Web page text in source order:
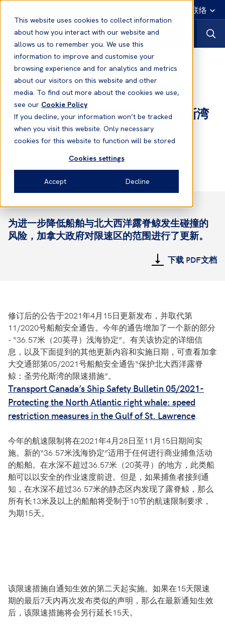
This website uses cookies to collect information
about how you interact with our website and
allows us to remember you. We use this
information to improve and customise your
browsing experience and for analytics and metrics
about our visitors on this website and other
media. To find out more about the cookies we use,
see our Cookie Policy
If you decline, your information won’t be tracked
when you visit this website. Only necessary
cookies for this website to function will be stored
Cookies settings
Accept Decline
紧急联络
News
News07 Jul, 2021
加拿大 - 北大西洋露脊鲸 - 圣劳伦斯湾
（2021年更新）
Emma Forbes-Gearey
Loss Prevention Officer
为进一步降低船舶与北大西洋露脊鲸发生碰撞的
风险，加拿大政府对限速区的范围进行了更新。
下载 PDF文档
修订后的公告于2021年4月15日更新发布，并取代第
11/2020号船舶安全通告。今年的通告增加了一个新的部分
- “36.57米（20英寻）浅海协定”。有关该协定的详细信
息，以及下面提到的其他更新内容和实施日期，可查看加拿
大交通部第05/2021号船舶安全通告“保护北大西洋露脊
鲸：圣劳伦斯湾的限速措施”。
Transport Canada’s Ship Safety Bulletin 05/2021-
Protecting the North Atlantic right whale: speed
restriction measures in the Gulf of St. Lawrence.
今年的航速限制将在2021年4月28日至11月15日期间实
施。新的“36.57米浅海协定”适用于任何进行商业捕鱼活动
的船舶。在水深不超过36.57米（20英寻）的地方，此类船
舶可以以安全的作业速度前进。但是，如果捕鱼者接到通
知，在水深不超过36.57米的静态区内发现了露脊鲸，那么
所有长13米及以上的船舶将受制于10节的航速限制要求，
为期15天。
该限速措施自通知生效的第二天起实施。如果在15天限速
期的最后7天内再次发布类似的声明，那么在最新通知生效
后，该限速措施将会另行延长15天。